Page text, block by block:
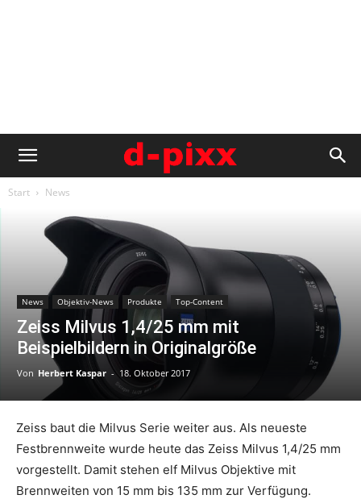
Start News
News Objektiv-News Produkte Top-Content
Zeiss Milvus 1,4/25 mm mit
Beispielbildern in Originalgröße
Von Herbert Kaspar - 18. Oktober 2017
Zeiss baut die Milvus Serie weiter aus. Als neueste
Festbrennweite wurde heute das Zeiss Milvus 1,4/25 mm
vorgestellt. Damit stehen elf Milvus Objektive mit
Brennweiten von 15 mm bis 135 mm zur Verfügung.